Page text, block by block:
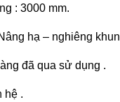
: 3000 mm.
hạ – nghiêng
đã qua sử dụng .
hệ .